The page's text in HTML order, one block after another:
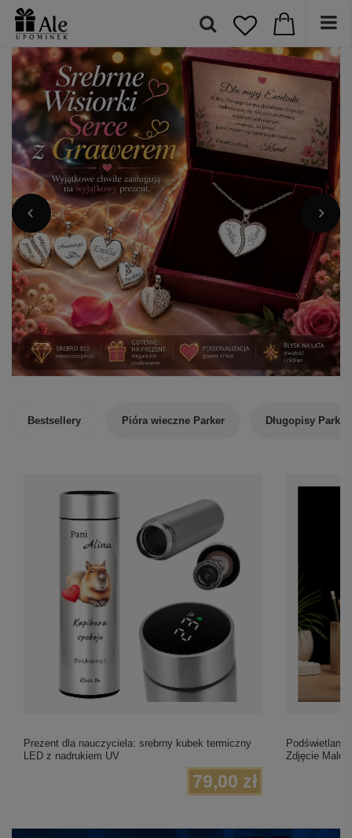
Bestsellery Pióra wieczne Parker Długopisy Parker
Prezent dla nauczyciela: srebrny kubek termiczny
LED z nadrukiem UV
79,00 zł
Podświetlana
Zdjęcie